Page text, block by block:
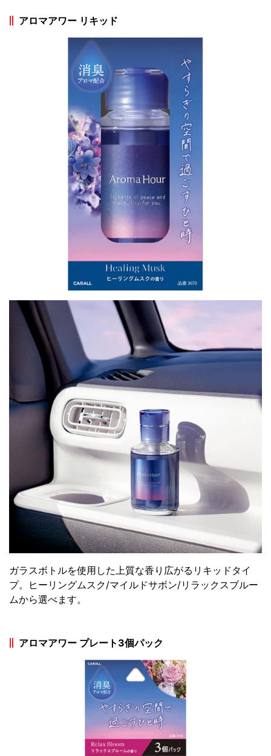
アロマアワー リキッド
ガラスボトルを使用した上質な香り広がるリキッドタイ
プ。ヒーリングムスク/マイルドサボン/リラックスブルー
ムから選べます。
アロマアワー プレート3個パック